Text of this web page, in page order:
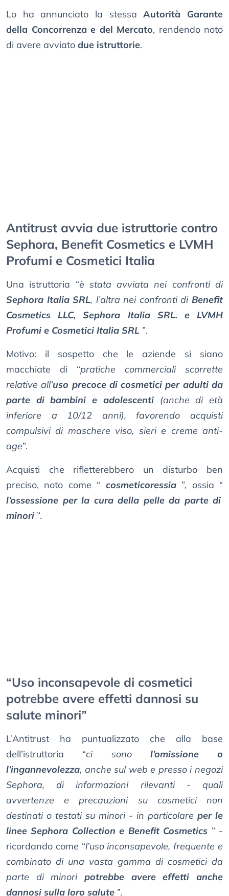
Lo ha annunciato la stessaAutorità Garante
della Concorrenza e del Mercato, rendendo noto
di avere avviato due istruttorie.
Antitrust avvia due istruttorie contro
Sephora, Benefit Cosmetics e LVMH
Profumi e Cosmetici Italia
Una istruttoria “è stata avviata nei confronti di
Sephora Italia SRL, l’altra nei confronti diBenefit
Cosmetics LLC, Sephora Italia SRL. e LVMH
Profumi e Cosmetici Italia SRL ”.
Motivo: il sospetto che le aziende si siano
macchiate di “pratiche commerciali scorrette
relative all’uso precoce di cosmetici per adulti da
parte di bambini e adolescenti(anche di età
inferiore a 10/12 anni), favorendo acquisti
compulsivi di maschere viso, sieri e creme anti-
age”.
Acquisti che rifletterebbero un disturbo ben
preciso, noto come “ cosmeticoressia ”, ossia “
l’ossessione per la cura della pelle da parte di
minori ”.
“Uso inconsapevole di cosmetici
potrebbe avere effetti dannosi su
salute minori”
L’Antitrust ha puntualizzato che alla base
dell’istruttoria “ci sono l’omissione o
l’ingannevolezza, anche sul web e presso i negozi
Sephora, di informazioni rilevanti - quali
avvertenze e precauzioni su cosmetici non
destinati o testati su minori - in particolare per le
linee Sephora Collection e Benefit Cosmetics ” -
ricordando come “l’uso inconsapevole, frequente e
combinato di una vasta gamma di cosmetici da
parte di minori potrebbe avere effetti anche
dannosi sulla loro salute ”.